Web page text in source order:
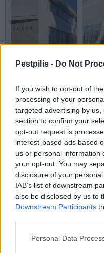
Pestpilis - Do Not
If you wish to opt-out of
processing of your
targeted advertising by
section to confirm your
opt-out request is
interest-based ads based
us or personal information
your opt-out. You may
disclosure of your
IAB’s list of downstream
also be disclosed by us to
Downstream Participants
Personal Data
Fókuszban Törökbálint